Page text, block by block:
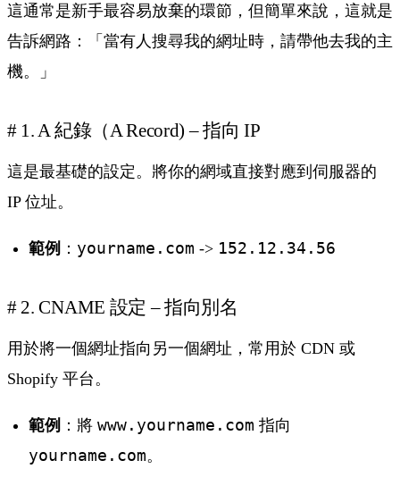
這通常是新手最容易放棄的環節，但簡單來說，這就是
告訴網路：「當有人搜尋我的網址時，請帶他去我的主
機。」
# 1. A 紀錄（A Record) – 指向 IP
這是最基礎的設定。將你的網域直接對應到伺服器的
IP 位址。
範例 ： yourname.com -> 152.12.34.56
# 2. CNAME 設定 – 指向別名
用於將一個網址指向另一個網址，常用於 CDN 或
Shopify 平台。
範例 ：將 www.yourname.com 指向
yourname.com。